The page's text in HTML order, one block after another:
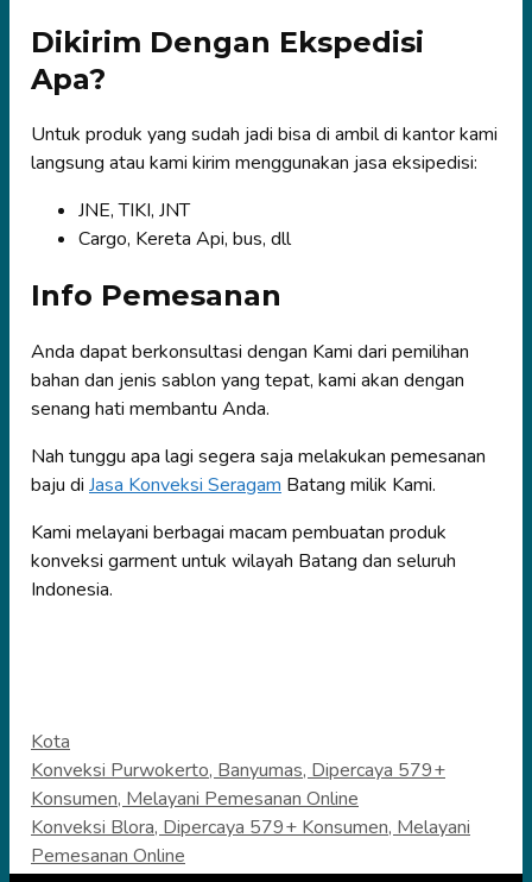
Dikirim Dengan Ekspedisi
Apa?
Untuk produk yang sudah jadi bisa di ambil di kantor kami
langsung atau kami kirim menggunakan jasa eksipedisi:
JNE, TIKI, JNT
Cargo, Kereta Api, bus, dll
Info Pemesanan
Anda dapat berkonsultasi dengan Kami dari pemilihan
bahan dan jenis sablon yang tepat, kami akan dengan
senang hati membantu Anda.
Nah tunggu apa lagi segera saja melakukan pemesanan
baju di Jasa Konveksi Seragam Batang milik Kami.
Kami melayani berbagai macam pembuatan produk
konveksi garment untuk wilayah Batang dan seluruh
Indonesia.
Categories
Kota
Konveksi Purwokerto, Banyumas, Dipercaya 579+
Konsumen, Melayani Pemesanan Online
Konveksi Blora, Dipercaya 579+ Konsumen, Melayani
Pemesanan Online